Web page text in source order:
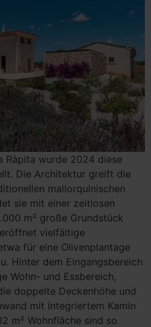
Ràpita wurde 2024 diese
Die Architektur greift die
mallorquinischen
sie mit einer zeitlosen
m² große Grundstück
vielfältige
für eine Olivenplantage
Hinter dem Eingangsbereich
Wohn- und Essbereich,
doppelte Deckenhöhe und
mit integriertem Kamin
m² Wohnfläche sind so